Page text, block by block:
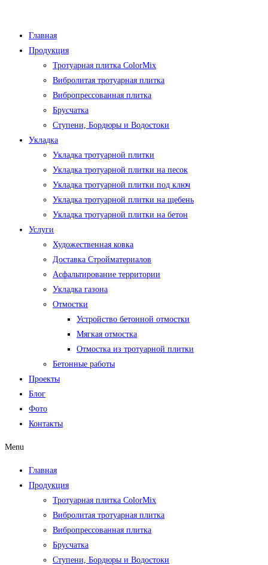
содержимому
Главная
Продукция
Тротуарная плитка ColorMix
Вибролитая тротуарная плитка
Вибропрессованная плитка
Брусчатка
Ступени, Бордюры и Водостоки
Укладка
Укладка тротуарной плитки
Укладка тротуарной плитки на песок
Укладка тротуарной плитки под ключ
Укладка тротуарной плитки на щебень
Укладка тротуарной плитки на бетон
Услуги
Художественная ковка
Доставка Стройматериалов
Асфальтирование территории
Укладка газона
Отмостки
Устройство бетонной отмостки
Мягкая отмостка
Отмостка из тротуарной плитки
Бетонные работы
Проекты
Блог
Фото
Контакты
Menu
Главная
Продукция
Тротуарная плитка ColorMix
Вибролитая тротуарная плитка
Вибропрессованная плитка
Брусчатка
Ступени, Бордюры и Водостоки